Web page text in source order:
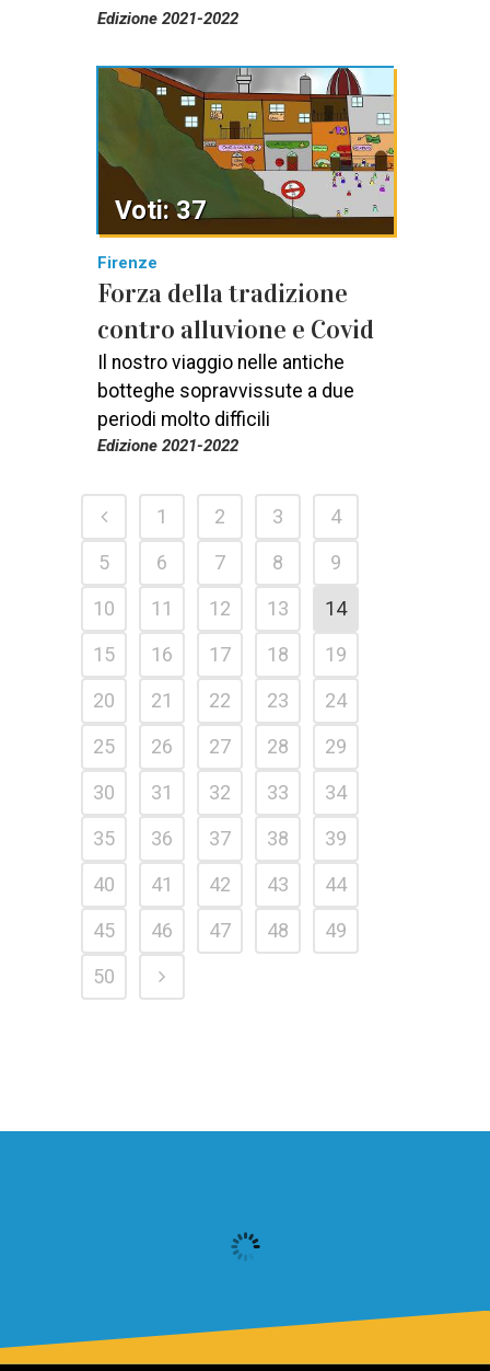
Edizione 2021-2022
Firenze
Forza della tradizione
contro alluvione e Covid
Il nostro viaggio nelle antiche
botteghe sopravvissute a due
periodi molto difficili
Edizione 2021-2022
Voti: 37
1 2 3
4
5
6 7 8
9
10
11 12 13
14
15
16 17 18
19
20
21 22 23
24
25
26 27 28
29
30
31 32 33
34
35
36 37 38
39
40
41 42 43
44
45
46 47 48
49
50